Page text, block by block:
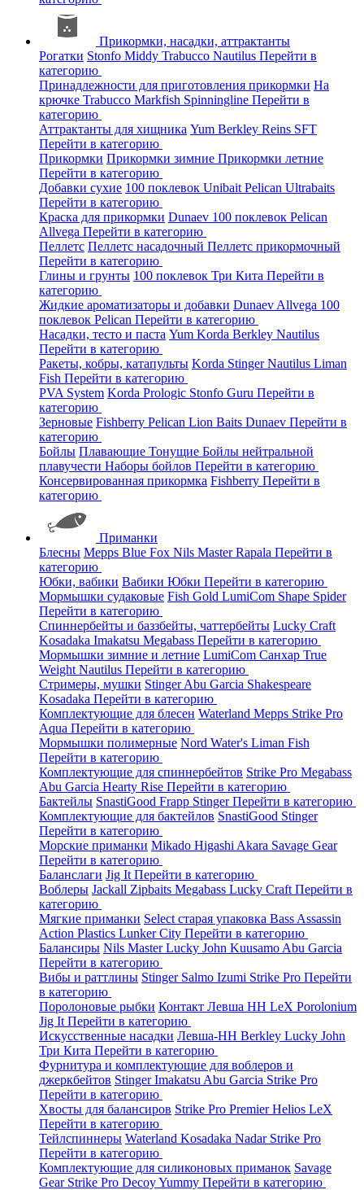
Прикормки, насадки, аттрактанты
Рогатки Stonfo Middy Trabucco Nautilus Перейти в
категорию
Принадлежности для приготовления прикормки На
крючке Trabucco Markfish Spinningline Перейти в
категорию
Аттрактанты для хищника Yum Berkley Reins SFT
Перейти в категорию
Прикормки Прикормки зимние Прикормки летние
Перейти в категорию
Добавки сухие 100 поклевок Unibait Pelican Ultrabaits
Перейти в категорию
Краска для прикормки Dunaev 100 поклевок Pelican
Allvega Перейти в категорию
Пеллетс Пеллетс насадочный Пеллетс прикормочный
Перейти в категорию
Глины и грунты 100 поклевок Три Кита Перейти в
категорию
Жидкие ароматизаторы и добавки Dunaev Allvega 100
поклевок Pelican Перейти в категорию
Насадки, тесто и паста Yum Korda Berkley Nautilus
Перейти в категорию
Ракеты, кобры, катапульты Korda StingerNautilus Liman
Fish Перейти в категорию
PVA System Korda Prologic Stonfo Guru Перейти в
категорию
Зерновые Fishberry Pelican Lion Baits Dunaev Перейти в
категорию
Бойлы Плавающие Тонущие Бойлы нейтральной
плавучести Наборы бойлов Перейти в категорию
Консервированная прикормка Fishberry Перейти в
категорию
Приманки
Блесны Mepps Blue Fox Nils MasterRapala Перейти в
категорию
Юбки, вабики Вабики Юбки Перейти в категорию
Мормышки судаковые Fish Gold LumiCom Shape Spider
Перейти в категорию
Спиннербейты и баззбейты, чаттербейты Lucky Craft
Kosadaka Imakatsu Megabass Перейти в категорию
Мормышки зимние и летние LumiCom Санхар True
Weight Nautilus Перейти в категорию
Стримеры, мушки StingerAbu Garcia Shakespeare
Kosadaka Перейти в категорию
Комплектующие для блесен Waterland Mepps Strike Pro
Aqua Перейти в категорию
Мормышки полимерные Nord Water's Liman Fish
Перейти в категорию
Комплектующие для спиннербейтов Strike Pro Megabass
Abu Garcia Hearty Rise Перейти в категорию
Бактейлы SnastiGood Frapp StingerПерейти в категорию
Комплектующие для бактейлов SnastiGood Stinger
Перейти в категорию
Морские приманки Mikado Higashi Akara Savage Gear
Перейти в категорию
Баланслаги Jig It Перейти в категорию
Воблеры Jackall Zipbaits Megabass Lucky Craft Перейти в
категорию
Мягкие приманки Select старая упаковка Bass Assassin
Action Plastics Lunker City Перейти в категорию
Балансиры Nils MasterLucky John Kuusamo Abu Garcia
Перейти в категорию
Вибы и раттлины Stinger Salmo Izumi Strike Pro Перейти
в категорию
Поролоновые рыбки Контакт Левша НН LeX Porolonium
Jig It Перейти в категорию
Искусственные насадки Левша-НН Berkley Lucky John
Три Кита Перейти в категорию
Фурнитура и комплектующие для воблеров и
джеркбейтов StingerImakatsu Abu Garcia Strike Pro
Перейти в категорию
Хвосты для балансиров Strike Pro PremierHelios LeX
Перейти в категорию
Тейлспиннеры Waterland Kosadaka Nadar Strike Pro
Перейти в категорию
Комплектующие для силиконовых приманок Savage
Gear Strike Pro DecoyYummy Перейти в категорию